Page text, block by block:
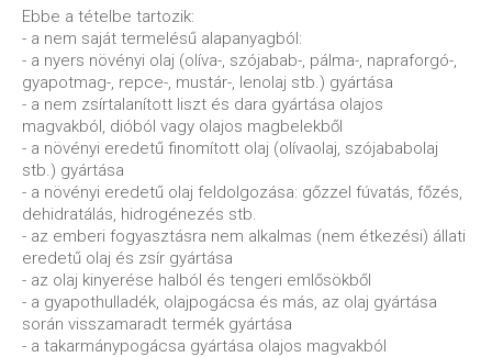
ENGEDÉLYKÖTELES
KAPCSOLAT
IRODÁK
Ebbe a tételbe tartozik:
- a nem saját termelésű alapanyagból:
- a nyers növényi olaj (olíva-, szójabab-, pálma-, napraforgó-,
gyapotmag-, repce-, mustár-, lenolaj stb.) gyártása
- a nem zsírtalanított liszt és dara gyártása olajos
magvakból, dióból vagy olajos magbelekből
- a növényi eredetű finomított olaj (olívaolaj, szójababolaj
stb.) gyártása
- a növényi eredetű olaj feldolgozása: gőzzel fúvatás, főzés,
dehidratálás, hidrogénezés stb.
- az emberi fogyasztásra nem alkalmas (nem étkezési) állati
eredetű olaj és zsír gyártása
- az olaj kinyerése halból és tengeri emlősökből
- a gyapothulladék, olajpogácsa és más, az olaj gyártása
során visszamaradt termék gyártása
- a takarmánypogácsa gyártása olajos magvakból